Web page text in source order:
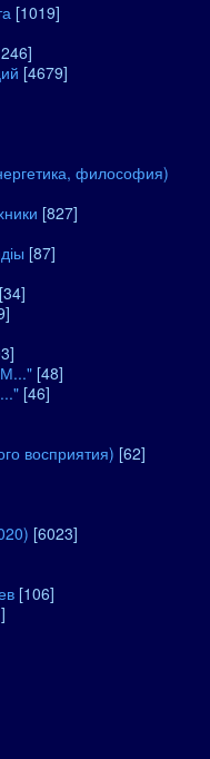
[1019]
[4679]
философия)
[827]
[87]
[34]
[48]
[46]
восприятия) [62]
[6023]
[106]